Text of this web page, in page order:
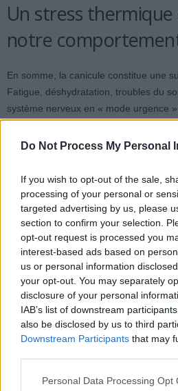
Do Not Process My Personal
If you wish to opt-out of the sale,
processing of your personal or
targeted advertising by us, please
section to confirm your selection.
opt-out request is processed you
interest-based ads based on
us or personal information
your opt-out. You may separately
disclosure of your personal
IAB’s list of downstream
also be disclosed by us to third
Downstream Participants that may
Personal Data Processing Opt
Un stress
notre
En somme, la canicule constitue une
Fatigue, déshydratation, troubles du
système nerveux en « mode urgence
situations comme des irritations ou
Ce phénomène est temporaire et peut
l’hydratation et le repos sont
Le spécialiste rappelle que le stress,
problématique lorsqu’il est excessif,
comprendre ces réactions permet de
comportements, sans pour autant les
Article précédent
Découvrez pourquoi le